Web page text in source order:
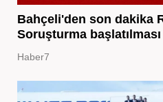
Bahçeli'den son dakika
Soruşturma başlatılması
Haber7